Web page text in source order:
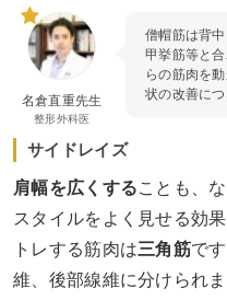
名倉直重先生
整形外科医
僧帽筋は背
甲挙筋等と
らの筋肉を
状の改善につ
サイドレイズ
肩幅を広くすることも、
スタイルをよく見せる効
トレする筋肉は三角筋で
維、後部線維に分けられま